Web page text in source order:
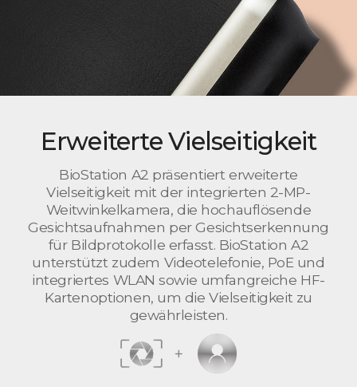
Erweiterte Vielseitigkeit
BioStation A2 präsentiert erweiterte
Vielseitigkeit mit der integrierten 2-MP-
Weitwinkelkamera, die hochauflösende
Gesichtsaufnahmen per Gesichtserkennung
für Bildprotokolle erfasst. BioStation A2
unterstützt zudem Videotelefonie, PoE und
integriertes WLAN sowie umfangreiche HF-
Kartenoptionen, um die Vielseitigkeit zu
gewährleisten.